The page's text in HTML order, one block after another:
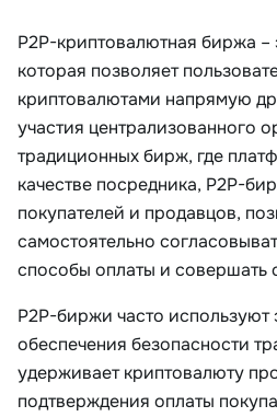
P2P-криптовалютная биржа –
которая позволяет
криптовалютами напрямую
участия централизованного
традиционных бирж, где
качестве посредника, P2P-
покупателей и продавцов,
самостоятельно
способы оплаты и совершать
P2P-биржи часто
обеспечения безопасности
удерживает криптовалюту
подтверждения оплаты